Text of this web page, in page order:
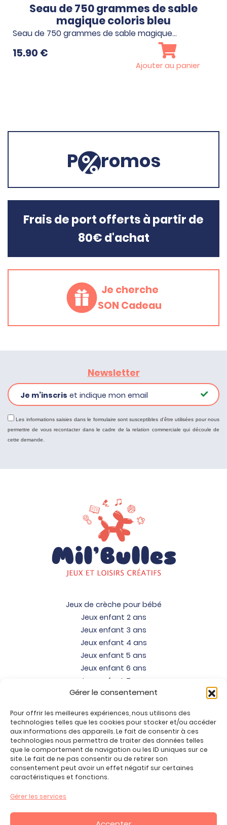
Gérer le consentement
Pour offrir les meilleures expériences, nous utilisons des
technologies telles que les cookies pour stocker et/ou accéder
aux informations des appareils. Le fait de consentir à ces
technologies nous permettra de traiter des données telles
que le comportement de navigation ou les ID uniques sur ce
site. Le fait de ne pas consentir ou de retirer son
consentement peut avoir un effet négatif sur certaines
caractéristiques et fonctions.
Gérer les services
Seau de 750 grammes de sable
magique coloris bleu
Seau de 750 grammes de sable magique…
15.90 €
Ajouter au panier
P romos
Frais de port offerts à partir de
80€ d'achat
Je cherche
SON Cadeau
Newsletter
Je m’inscris et indique mon email
Les informations saisies dans le formulaire sont susceptibles d'être utilisées pour nous
permettre de vous recontacter dans le cadre de la relation commerciale qui découle de
cette demande.
Jeux de crèche pour bébé
Jeux enfant 2 ans
Jeux enfant 3 ans
Jeux enfant 4 ans
Jeux enfant 5 ans
Jeux enfant 6 ans
Jeux enfant 7 ans
Jeux enfant 8 ans
Jeux enfant 10 ans
Jeux enfant 11 ans
Jeux enfant 12 ans
Tous nos produits
Promos jeux de loisirs créatifs
Mon compte